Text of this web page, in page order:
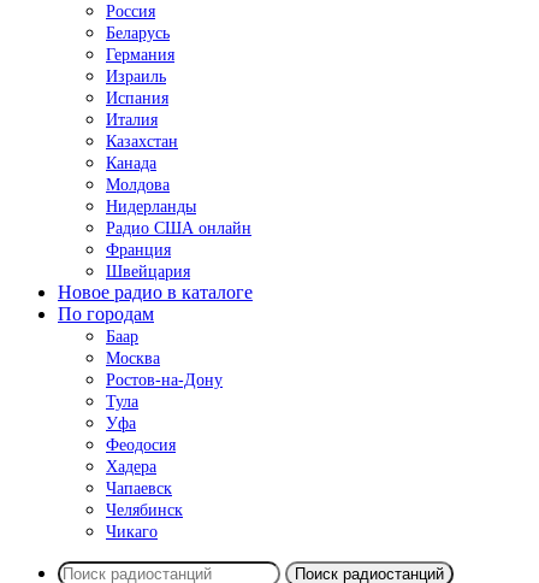
Россия
Беларусь
Германия
Израиль
Испания
Италия
Казахстан
Канада
Молдова
Нидерланды
Радио США онлайн
Франция
Швейцария
Новое радио в каталоге
По городам
Баар
Москва
Ростов-на-Дону
Тула
Уфа
Феодосия
Хадера
Чапаевск
Челябинск
Чикаго
Поиск радиостанций